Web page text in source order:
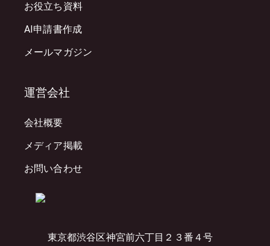
東京都渋谷区神宮前六丁目２３番４号
お役立ち資料
AI申請書作成
メールマガジン
運営会社
会社概要
メディア掲載
お問い合わせ